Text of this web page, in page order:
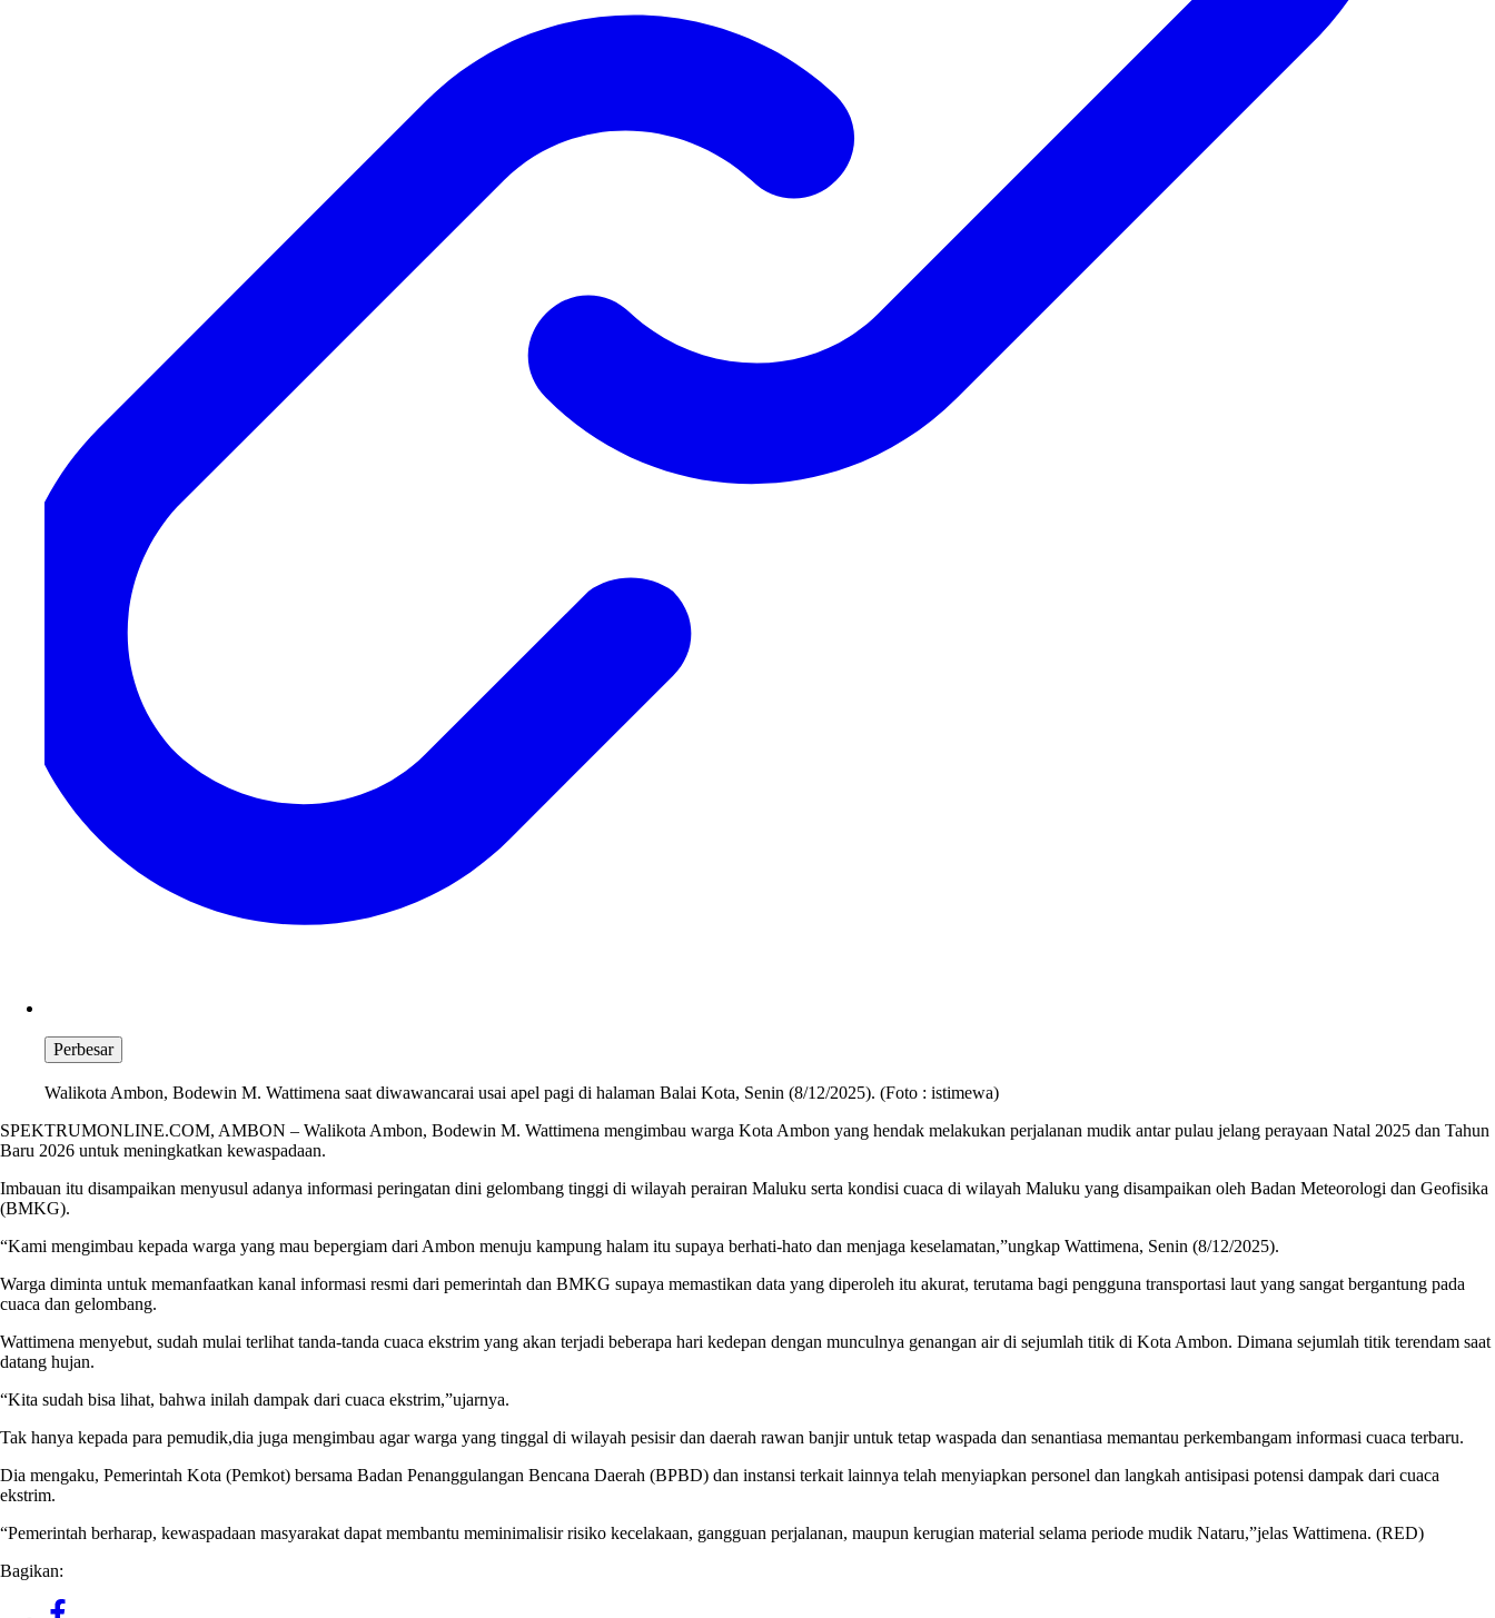
Perbesar
Walikota Ambon, Bodewin M. Wattimena saat diwawancarai usai apel pagi di halaman Balai Kota, Senin (8/12/2025). (Foto : istimewa)
SPEKTRUMONLINE.COM, AMBON – Walikota Ambon, Bodewin M. Wattimena mengimbau warga Kota Ambon yang hendak melakukan perjalanan mudik antar pulau jelang perayaan Natal 2025 dan Tahun
Baru 2026 untuk meningkatkan kewaspadaan.
Imbauan itu disampaikan menyusul adanya informasi peringatan dini gelombang tinggi di wilayah perairan Maluku serta kondisi cuaca di wilayah Maluku yang disampaikan oleh Badan Meteorologi dan Geofisika
(BMKG).
“Kami mengimbau kepada warga yang mau bepergiam dari Ambon menuju kampung halam itu supaya berhati-hato dan menjaga keselamatan,”ungkap Wattimena, Senin (8/12/2025).
Warga diminta untuk memanfaatkan kanal informasi resmi dari pemerintah dan BMKG supaya memastikan data yang diperoleh itu akurat, terutama bagi pengguna transportasi laut yang sangat bergantung pada
cuaca dan gelombang.
Wattimena menyebut, sudah mulai terlihat tanda-tanda cuaca ekstrim yang akan terjadi beberapa hari kedepan dengan munculnya genangan air di sejumlah titik di Kota Ambon. Dimana sejumlah titik terendam saat
datang hujan.
“Kita sudah bisa lihat, bahwa inilah dampak dari cuaca ekstrim,”ujarnya.
Tak hanya kepada para pemudik,dia juga mengimbau agar warga yang tinggal di wilayah pesisir dan daerah rawan banjir untuk tetap waspada dan senantiasa memantau perkembangam informasi cuaca terbaru.
Dia mengaku, Pemerintah Kota (Pemkot) bersama Badan Penanggulangan Bencana Daerah (BPBD) dan instansi terkait lainnya telah menyiapkan personel dan langkah antisipasi potensi dampak dari cuaca
ekstrim.
“Pemerintah berharap, kewaspadaan masyarakat dapat membantu meminimalisir risiko kecelakaan, gangguan perjalanan, maupun kerugian material selama periode mudik Nataru,”jelas Wattimena. (RED)
Bagikan: